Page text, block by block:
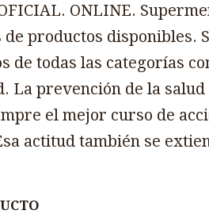
ONLINE.
productos disponibles.
de todas las categorías
La prevención de la salud
el mejor curso de
actitud también se